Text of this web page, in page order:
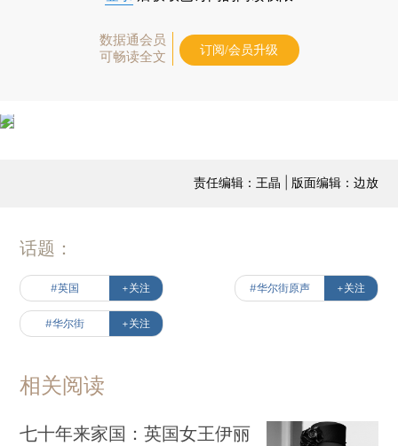
数据通会员
可畅读全文
订阅/会员升级
责任编辑：王晶 | 版面编辑：边放
话题：
#英国 +关注 #华尔街原声 +关注
#华尔街 +关注
相关阅读
七十年来家国：英国女王伊丽